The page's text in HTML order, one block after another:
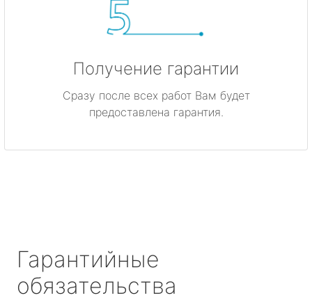
Получение гарантии
Сразу после всех работ Вам будет
предоставлена гарантия.
Гарантийные
обязательства